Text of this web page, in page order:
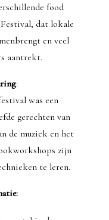
food
dat lokale
en veel
aantrekt.
:
was een
gerechten van
de muziek en het
zijn
te leren.
: